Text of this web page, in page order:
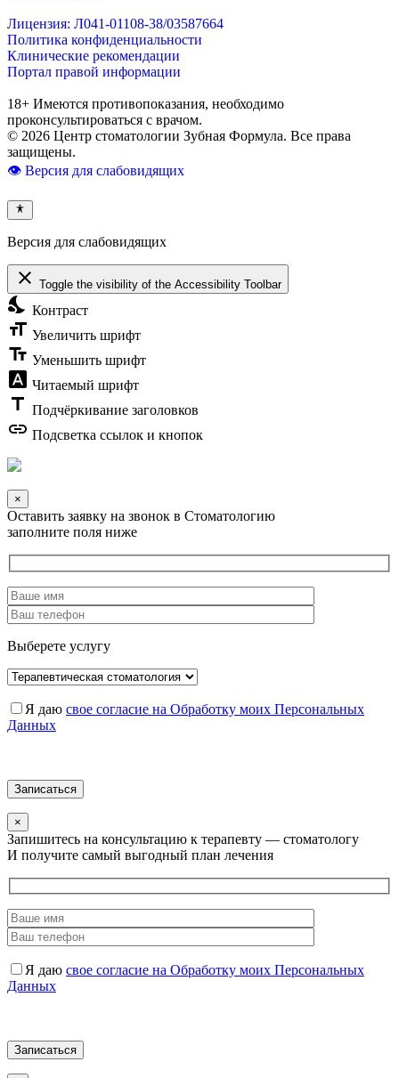
Лицензия: Л041-01108-38/03587664
Политика конфиденциальности
Клинические рекомендации
Портал правой информации
18+ Имеются противопоказания, необходимо
проконсультироваться с врачом.
© 2026 Центр стоматологии Зубная Формула. Все права
защищены.
👁 Версия для слабовидящих
Версия для слабовидящих
close Toggle the visibility of the Accessibility Toolbar
nights_stay Контраст
format_size Увеличить шрифт
text_fields Уменьшить шрифт
font_download Читаемый шрифт
title Подчёркивание заголовков
link Подсветка ссылок и кнопок
×
Оставить заявку на звонок в Стоматологию
заполните поля ниже
Выберете услугу
Я даю свое согласие на Обработку моих Персональных
Данных
×
Запишитесь на консультацию к терапевту — стоматологу
И получите самый выгодный план лечения
Я даю свое согласие на Обработку моих Персональных
Данных